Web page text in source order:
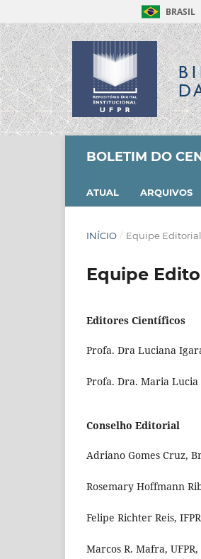
BRASIL
BOLETIM DO
ATUAL ARQUIVOS
INÍCIO / Equipe Editorial
Equipe
Editores Científicos
Profa. Dra Luciana
Profa. Dra. Maria Lucia
Conselho Editorial
Adriano Gomes Cruz,
Rosemary Hoffmann
Felipe Richter Reis,
Marcos R. Mafra,